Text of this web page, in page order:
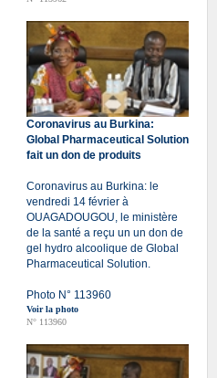
Coronavirus au Burkina:
Global Pharmaceutical Solution
fait un don de produits
Coronavirus au Burkina: le
vendredi 14 février à
OUAGADOUGOU, le ministère
de la santé a reçu un un don de
gel hydro alcoolique de Global
Pharmaceutical Solution.
Photo N° 113960
Voir la photo
N° 113960